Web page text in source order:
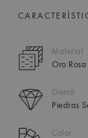
Material
Oro Rosa
Gema
Piedras
Color